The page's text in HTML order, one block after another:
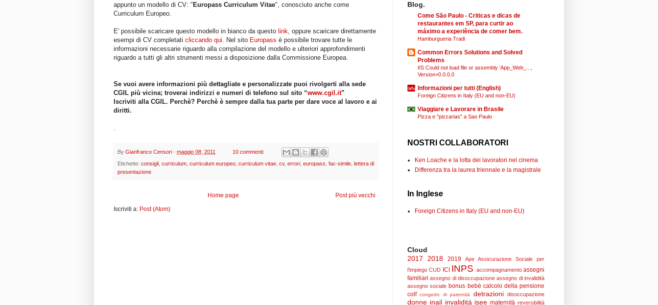
appunto un modello di CV: " Europass Curriculum Vitae", conosciuto anche come
Curriculum Europeo.
E' possibile scaricare questo modello in bianco da questo link , oppure scaricare direttamente
esempi di CV completati cliccando qui . Nel sito Europass è possibile trovare tutte le
informazioni necessarie riguardo alla compilazione del modello e ulteriori approfondimenti
riguardo a tutti gli altri strumenti messi a disposizione dalla Commissione Europea.
Se vuoi avere informazioni più dettagliate e personalizzate puoi rivolgerti alla sede
CGIL più vicina; troverai indirizzi e numeri di telefono sul sito “www.cgil.it”
Iscriviti alla CGIL. Perchè? Perchè è sempre dalla tua parte per dare voce al lavoro e ai
diritti.
By Gianfranco Censori - maggio 08, 2011 10 commenti:
Etichette: consigli curriculum curriculum europeo curriculum vitae cv, errori europass fac-simile
lettera di
presentazione
Post più vecchi
Home page
Iscriviti a: Post (Atom)
Blog.
Come São Paulo - Criticas e dicas de
restaurantes em SP, para curtir ao
máximo a experiência de comer bem.
Hamburgueria Tradi
Common Errors Solutions and Solved
Problems
IIS Could not load file or assembly 'App_Web_...,
Version=0.0.0.0
Informazioni per tutti (English)
Foreign Citizens in Italy (EU and non-EU)
Viaggiare e Lavorare in Brasile
Pizza e "pizzarias" a Sao Paulo
NOSTRI COLLABORATORI
Ken Loache e la lotta dei lavoratori nel cinema
Differenza tra la laurea triennale e la magistrale
In Inglese
Foreign Citizens in Italy (EU and non-EU)
Cloud
2017
2018 2019 Ape
Assicurazione Sociale per
l'impiego CUD ICI INPS accompagnamento assegni
familiari assegno di disoccupazione assegno di invalidità
assegno sociale bonus bebè calcolo della pensione
colf congedo di paternità detrazioni disoccupazione
donne inail invalidità isee maternità reversibilità